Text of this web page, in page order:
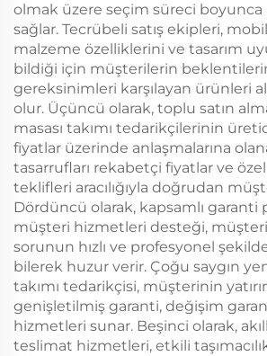
olmak üzere seçim süreci
sağlar. Tecrübeli satış ekipleri,
malzeme özelliklerini ve tasarım
bildiği için müşterilerin
gereksinimleri karşılayan ürünleri
olur. Üçüncü olarak, toplu satın
masası takımı tedarikçilerinin
fiyatlar üzerinde anlaşmalarına
tasarrufları rekabetçi fiyatlar ve
teklifleri aracılığıyla doğrudan
Dördüncü olarak, kapsamlı garanti
müşteri hizmetleri desteği,
sorunun hızlı ve profesyonel
bilerek huzur verir. Çoğu saygın
takımı tedarikçisi, müşterinin
genişletilmiş garanti, değişim
hizmetleri sunar. Beşinci olarak,
teslimat hizmetleri, etkili